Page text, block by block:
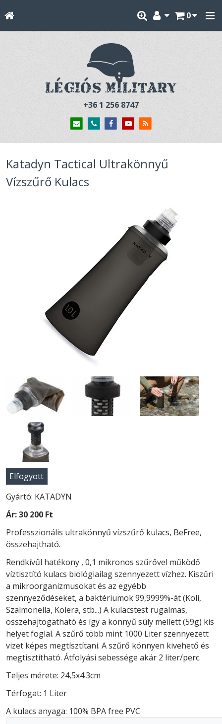
0
+36 1 256 8747
Katadyn Tactical Ultrakönnyű
Vízszűrő Kulacs
Elfogyott
Gyártó: KATADYN
Ár:30 200 Ft
Professzionális ultrakönnyű vízszűrő kulacs, BeFree,
összehajtható.
Rendkívűl hatékony , 0,1 mikronos szűrővel működő
víztisztító kulacs biológiailag szennyezett vízhez. Kiszűri
a mikroorganizmusokat és az egyébb
szennyeződéseket, a baktériumok 99,9999%-át (Koli,
Szalmonella, Kolera, stb...) A kulacstest rugalmas,
összehajtogatható és így a könnyű súly mellett (59g) kis
helyet foglal. A szűrő több mint 1000 Liter szennyezett
vizet képes megtísztítani. A szűrő könnyen kivehető és
megtisztítható. Átfolyási sebessége akár 2 liter/perc.
Teljes mérete: 24,5x4.3cm
Térfogat: 1 Liter
A kulacs anyaga: 100% BPA free PVC